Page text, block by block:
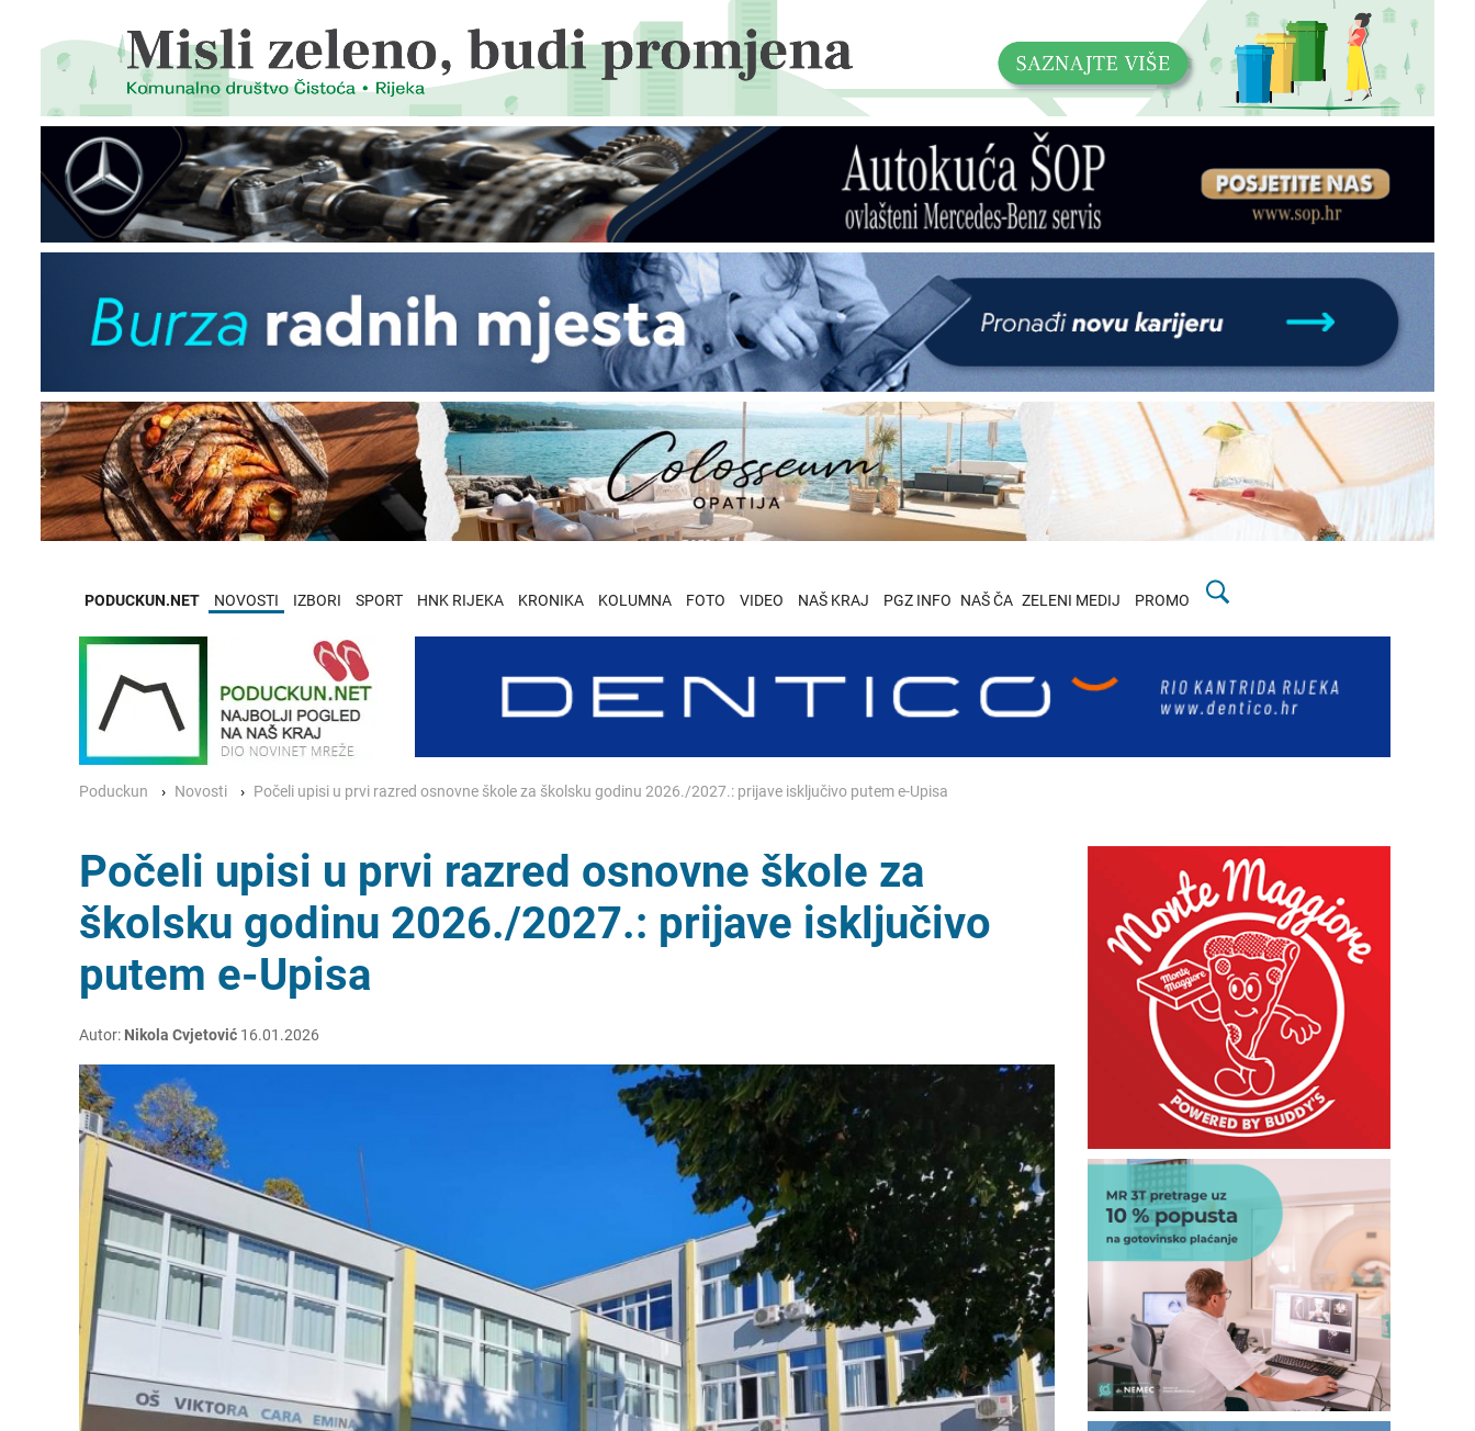
PODUCKUN.NET NOVOSTI IZBORI SPORT HNK RIJEKA KRONIKA KOLUMNA FOTO VIDEO NAŠ KRAJ PGZ INFO NAŠ ČA ZELENI MEDIJ PROMO
Poduckun Novosti Počeli upisi u prvi razred osnovne škole za školsku godinu 2026./2027.: prijave isključivo putem e-Upisa
Počeli upisi u prvi razred osnovne škole za
školsku godinu 2026./2027.: prijave isključivo
putem e-Upisa
Autor: Nikola Cvjetović 16.01.2026